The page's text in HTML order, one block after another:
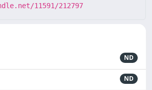
11591/212797
ND
ND